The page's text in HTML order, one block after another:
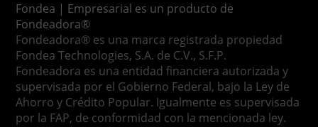
Fondea | Empresarial es un producto de
Fondeadora®
Fondeadora® es una marca registrada propiedad
Fondea Technologies, S.A. de C.V., S.F.P.
Fondeadora es una entidad financiera autorizada y
supervisada por el Gobierno Federal, bajo la Ley de
Ahorro y Crédito Popular. Igualmente es supervisada
por la FAP, de conformidad con la mencionada ley.